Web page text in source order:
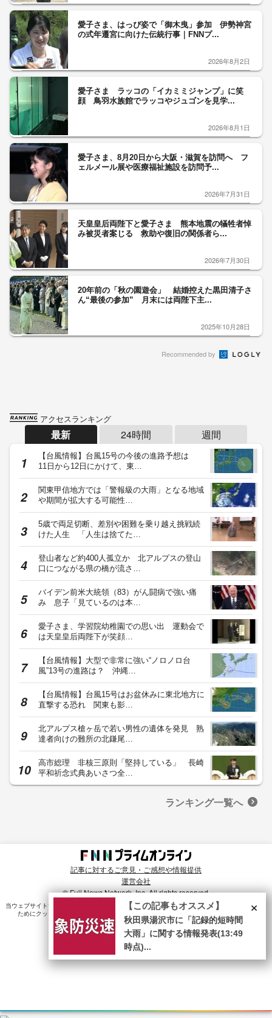
愛子さま、はっぴ姿で「御木曳」参加 伊勢神宮
の式年遷宮に向けた伝統行事｜FNNプ...
2026年8月2日
愛子さま ラッコの「イカミミジャンプ」に笑
顔 鳥羽水族館でラッコやジュゴンを見学...
2026年8月1日
愛子さま、8月20日から大阪・滋賀を訪問へ フ
ェルメール展や医療福祉施設を訪問予...
2026年7月31日
天皇皇后両陛下と愛子さま 熊本地震の犠牲者悼
み被災者案じる 救助や復旧の関係者ら...
2026年7月30日
20年前の「秋の園遊会」 結婚控えた黒田清子さ
ん“最後の参加” 月末には両陛下主...
2025年10月28日
Recommended by
アクセスランキング
最新 24時間 週間
【台風情報】台風15号の今後の進路予想は
11日から12日にかけて、東…
関東甲信地方では「警報級の大雨」となる地域
や期間が拡大する可能性…
5歳で両足切断、差別や困難を乗り越え挑戦続
けた人生 「人生は捨てた…
登山者など約400人孤立か 北アルプスの登山
口につながる県の橋が流さ…
バイデン前米大統領（83）がん闘病で強い痛
み 息子「見ているのは本…
愛子さま、学習院幼稚園での思い出 運動会で
は天皇皇后両陛下が笑顔…
【台風情報】大型で非常に強い“ノロノロ台
風”13号の進路は？ 沖縄…
【台風情報】台風15号はお盆休みに東北地方に
直撃する恐れ 関東も影…
北アルプス槍ヶ岳で若い男性の遺体を発見 熟
達者向けの難所の北鎌尾…
高市総理 非核三原則「堅持している」 長崎
平和祈念式典あいさつ全…
ランキング一覧へ
記事に対するご意見・ご感想や情報提供
運営会社
© Fuji News Network, Inc. All rights reserved.
当ウェブサイトでは、ユーザのニーズ・興味・関⼼に合致したコンテンツや広告配信を提供する
ためにクッキーを使⽤しています。詳細は、
プライバシーポリシー をご確認ください。×
【この記事もオススメ】
秋田県湯沢市に「記録的短時間
大雨」に関する情報発表(13:49
時点)...